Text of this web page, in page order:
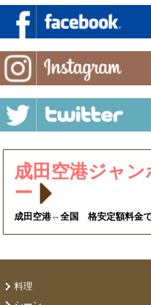
成田空港ジャ
ー
成田空港⇔全国 格安定額料金で
料理